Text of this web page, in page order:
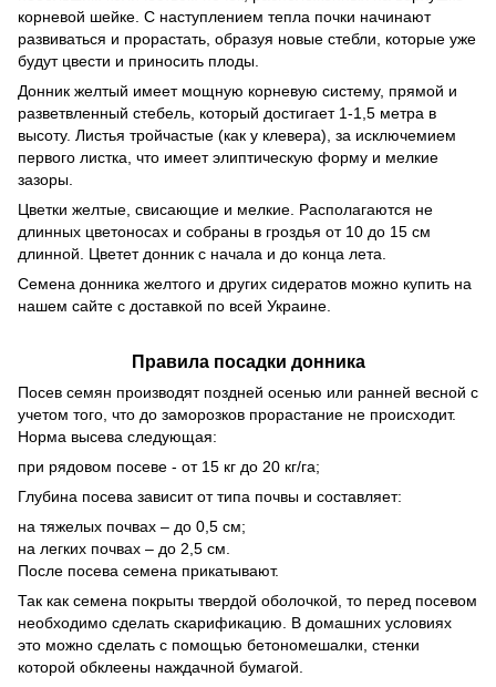
корневой шейке. С наступлением тепла почки начинают
развиваться и прорастать, образуя новые стебли, которые уже
будут цвести и приносить плоды.
Донник желтый имеет мощную корневую систему, прямой и
разветвленный стебель, который достигает 1-1,5 метра в
высоту. Листья тройчастые (как у клевера), за исключемием
первого листка, что имеет элиптическую форму и мелкие
зазоры.
Цветки желтые, свисающие и мелкие. Располагаются не
длинных цветоносах и собраны в гроздья от 10 до 15 см
длинной. Цветет донник с начала и до конца лета.
Семена донника желтого и других сидератов можно купить на
нашем сайте с доставкой по всей Украине.
Правила посадки донника
Посев семян производят поздней осенью или ранней весной с
учетом того, что до заморозков прорастание не происходит.
Норма высева следующая:
при рядовом посеве - от 15 кг до 20 кг/га;
Глубина посева зависит от типа почвы и составляет:
на тяжелых почвах – до 0,5 см;
на легких почвах – до 2,5 см.
После посева семена прикатывают.
Так как семена покрыты твердой оболочкой, то перед посевом
необходимо сделать скарификацию. В домашних условиях
это можно сделать с помощью бетономешалки, стенки
которой обклеены наждачной бумагой.